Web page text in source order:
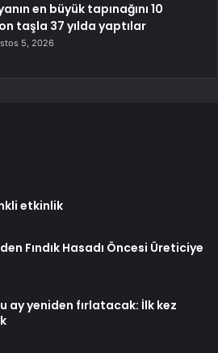
en büyük tapınağını 10
taşla 37 yılda yaptılar
5, 2026
etkinlik
Fındık Hasadı Öncesi Üreticiye
ay yeniden fırlatacak: İlk kez